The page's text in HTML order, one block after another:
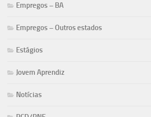
Empregos – BA
Empregos – Outros estados
Estágios
Jovem Aprendiz
Notícias